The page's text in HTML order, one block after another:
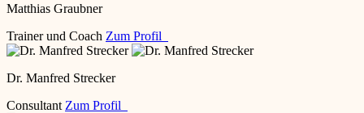
Matthias Graubner
Trainer und Coach Zum Profil
Dr. Manfred Strecker
Consultant Zum Profil